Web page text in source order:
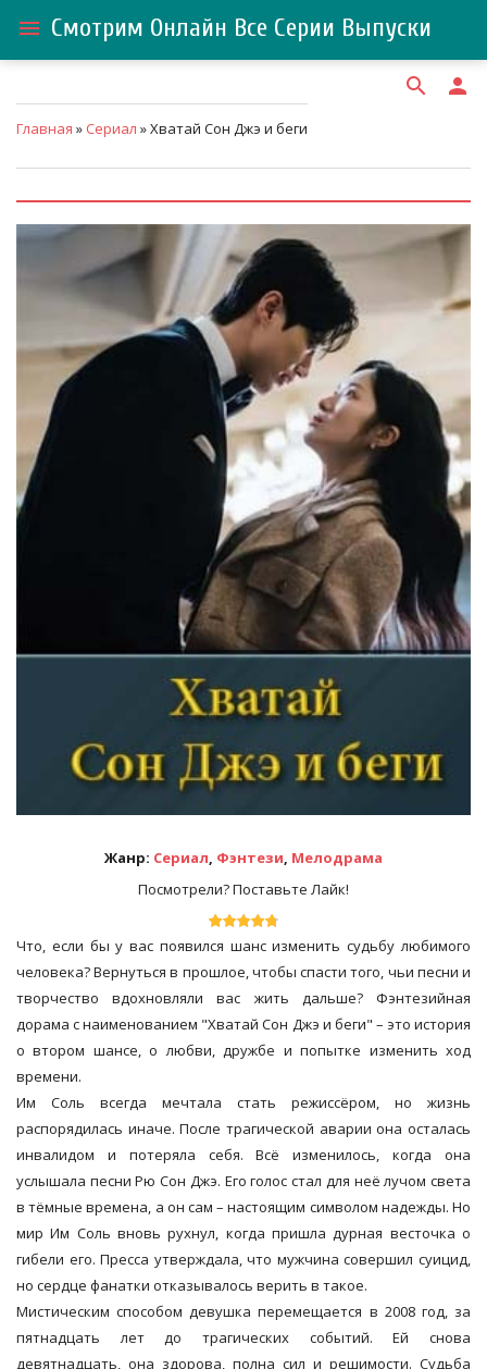
menu Смотрим Онлайн Все Серии Выпуски
search person
Главная » Сериал » Хватай Сон Джэ и беги
Жанр: Сериал, Фэнтези, Мелодрама
Посмотрели? Поставьте Лайк!
Что, если бы у вас появился шанс изменить судьбу любимого
человека? Вернуться в прошлое, чтобы спасти того, чьи песни и
творчество вдохновляли вас жить дальше? Фэнтезийная
дорама с наименованием "Хватай Сон Джэ и беги" – это история
о втором шансе, о любви, дружбе и попытке изменить ход
времени.
Им Соль всегда мечтала стать режиссёром, но жизнь
распорядилась иначе. После трагической аварии она осталась
инвалидом и потеряла себя. Всё изменилось, когда она
услышала песни Рю Сон Джэ. Его голос стал для неё лучом света
в тёмные времена, а он сам – настоящим символом надежды. Но
мир Им Соль вновь рухнул, когда пришла дурная весточка о
гибели его. Пресса утверждала, что мужчина совершил суицид,
но сердце фанатки отказывалось верить в такое.
Мистическим способом девушка перемещается в 2008 год, за
пятнадцать лет до трагических событий. Ей снова
девятнадцать, она здорова, полна сил и решимости. Судьба